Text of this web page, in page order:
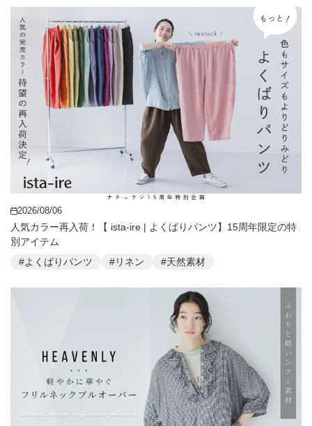
2026/08/06
人気カラー再入荷！【 ista-ire | よくばりパンツ】15周年限定の特
別アイテム
#よくばりパンツ
#リネン #天然素材